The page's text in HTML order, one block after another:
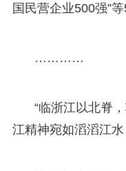
国民营企业500强”
…………
“临浙江以北脊
江精神宛如滔滔江